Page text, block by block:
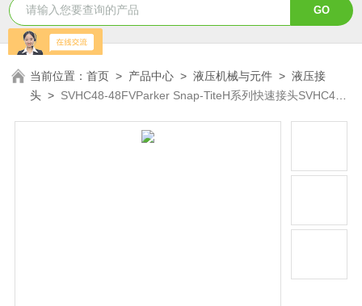
当前位置：首页 > 产品中心 >液压机械与元件 >液压接
头 > SVHC48-48FVParker Snap-TiteH系列快速接头SVHC48-